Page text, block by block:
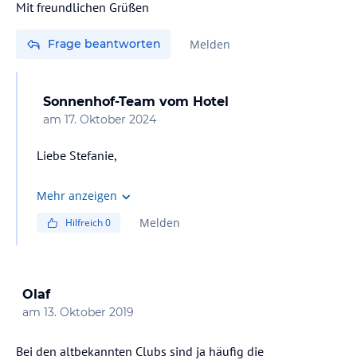
Frage beantworten Melden
Sonnenhof-Team vom Hotel
am 17. Oktober 2024
Liebe Stefanie,
natürlich gehen wir gerne auch auf Intoleranzen und
kulinarische Kreationen an. Am besten bei Buchung
Sonnige Grüße,
Sonnenhof-Team
Mehr anzeigen
Hilfreich0 Melden
Olaf
am 13. Oktober 2019
Bei den altbekannten Clubs sind ja häufig die